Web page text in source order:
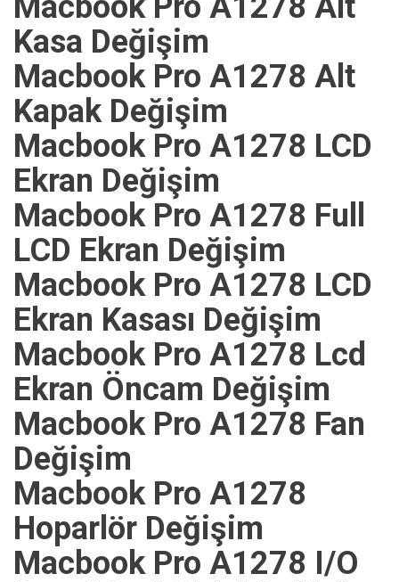
Kasa Değişim
Macbook Pro A1278 Alt
Kapak Değişim
Macbook Pro A1278 LCD
Ekran Değişim
Macbook Pro A1278 Full
LCD Ekran Değişim
Macbook Pro A1278 LCD
Ekran Kasası Değişim
Macbook Pro A1278 Lcd
Ekran Öncam Değişim
Macbook Pro A1278 Fan
Değişim
Macbook Pro A1278
Hoparlör Değişim
Macbook Pro A1278 I/O